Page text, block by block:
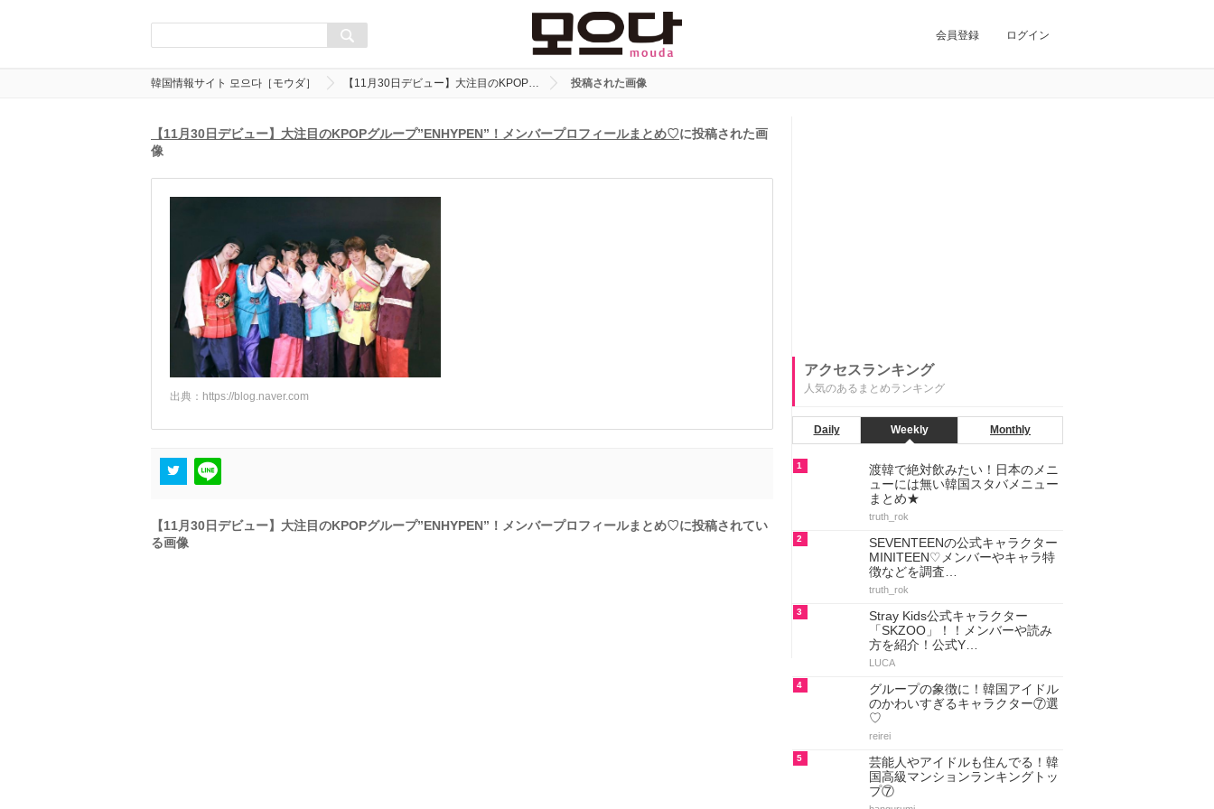
会員登録 ログイン
韓国情報サイト 모으다［モウダ］ 【11月30日デビュー】大注目のKPOP… 投稿された画像
【11月30日デビュー】大注目のKPOPグループ”ENHYPEN”！メンバープロフィールまとめ♡に投稿された画
像
出典： https://blog.naver.com
【11月30日デビュー】大注目のKPOPグループ”ENHYPEN”！メンバープロフィールまとめ♡に投稿されてい
る画像
アクセスランキング
人気のあるまとめランキング
Daily Weekly Monthly
1
渡韓で絶対飲みたい！日本のメニ
ューには無い韓国スタバメニュー
まとめ★
truth_rok
2
SEVENTEENの公式キャラクター
MINITEEN♡メンバーやキャラ特
徴などを調査…
truth_rok
3
Stray Kids公式キャラクター
「SKZOO」！！メンバーや読み
方を紹介！公式Y…
LUCA
4
グループの象徴に！韓国アイドル
のかわいすぎるキャラクター⑦選
♡
reirei
5
芸能人やアイドルも住んでる！韓
国高級マンションランキングトッ
プ⑦